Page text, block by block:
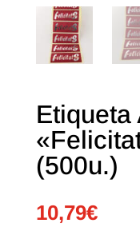
Etiqueta
(500u.)
10,79€